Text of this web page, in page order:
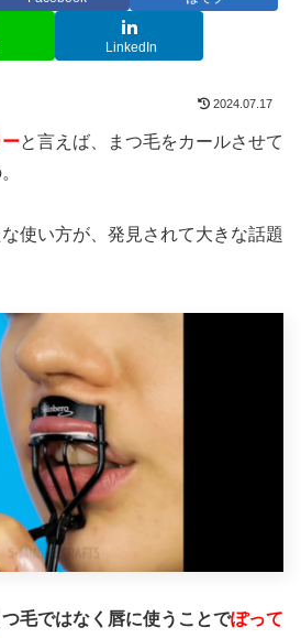
LinkedIn
2024.07.17
と言えば、まつ毛をカールさせて
使い方が、発見されて大きな話題
毛ではなく唇に使うことでぽって